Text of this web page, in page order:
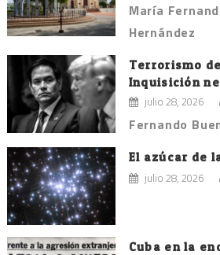
María
Hernández
Terrorismo
Inquisición
julio 28, 2026
Fernando
El azúcar de
julio 28, 2026
Cuba en la